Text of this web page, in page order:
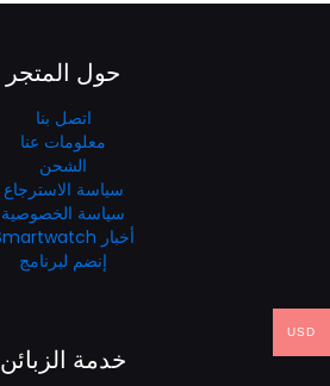
حول المتجر
اتصل بنا
معلومات عنا
الشحن
سياسة الاسترجاع
سياسة الخصوصية
أخبار Smartwatch
إنضم لبرنامج
خدمة الزبائن
USD